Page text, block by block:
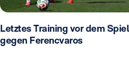
Letztes Training vor dem Spiel
gegen Ferencvaros